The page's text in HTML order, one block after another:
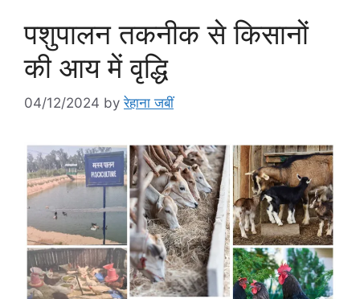
पशुपालन तकनीक से किसानों
की आय में वृद्धि
04/12/2024 byरेहाना जबीं